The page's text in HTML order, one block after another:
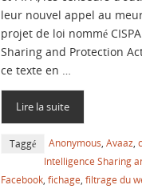
leur nouvel appel au
projet de loi nommé
Sharing and Protection
ce texte en …
Lire la suite
Taggé Anonymous Avaaz
Intelligence Sharing
Facebook fichage filtrage du